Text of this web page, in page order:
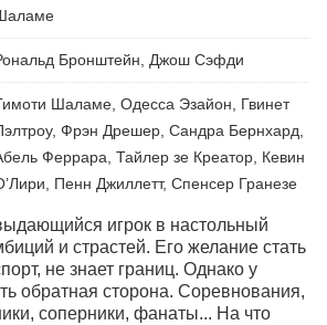
Бронштейн, Джош Сэфди
Шаламе, Одесса Эзайон, Гвинет
Фрэн Дрешер, Сандра Бернхард,
Феррара, Тайлер зе Креатор, Кевин
Пенн Джиллетт, Спенсер Гранезе
игрок в настольный
и страстей. Его желание стать
не знает границ. Однако у
обратная сторона. Соревнования,
соперники, фанаты... На что